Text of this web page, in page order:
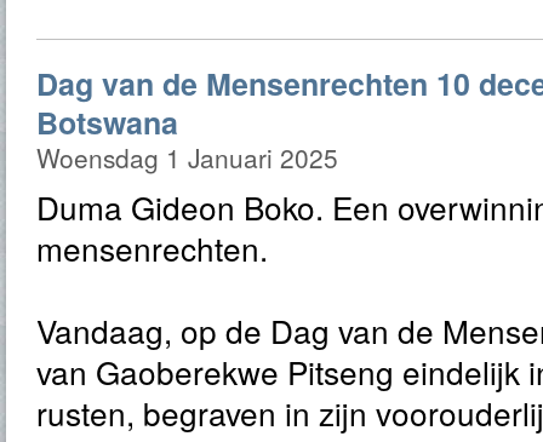
Dag van de Mensenrechten 10
Botswana
Woensdag 1 Januari 2025
Duma Gideon Boko. Een
mensenrechten.
Vandaag, op de Dag van de
van Gaoberekwe Pitseng eindelijk
rusten, begraven in zijn